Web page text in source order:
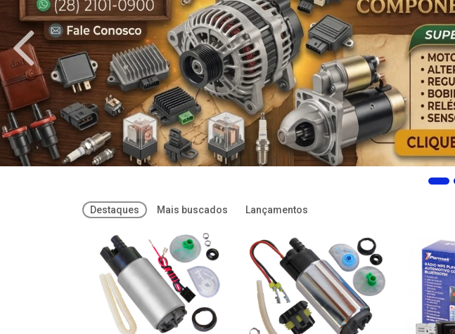
Destaques Mais buscados Lançamentos